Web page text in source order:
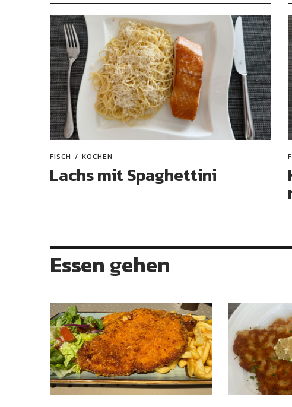
FISCH KOCHEN
Lachs mit Spaghettini
Essen gehen